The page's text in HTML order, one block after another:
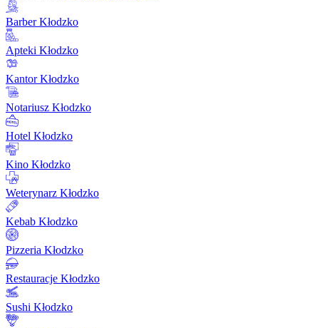
Barber Kłodzko
Apteki Kłodzko
Kantor Kłodzko
Notariusz Kłodzko
Hotel Kłodzko
Kino Kłodzko
Weterynarz Kłodzko
Kebab Kłodzko
Pizzeria Kłodzko
Restauracje Kłodzko
Sushi Kłodzko